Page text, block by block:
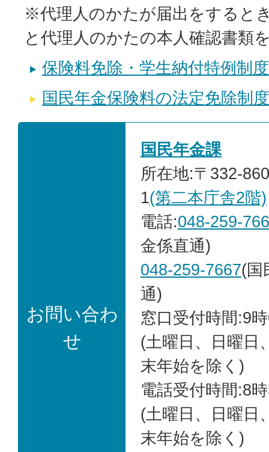
※代理人のかたが届出をすると
と代理人のかたの本人確認書類
保険料免除・学生納付特例制
国民年金保険料の法定免除制
お問い合わ
せ
国民年金課
所在地:〒332-
1(第二本庁舎2階)
電話:048-259-
金係直通)
048-259-7667(国
通)
窓口受付時間:9
(土曜日、日曜日
末年始を除く)
電話受付時間:8
(土曜日、日曜日
末年始を除く)